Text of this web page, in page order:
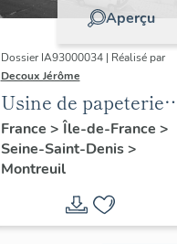
Aperçu
Dossier IA93000034 | Réalisé par
Decoux Jérôme
Usine de papeterie
Kalamazoo, puis
usine de confection
Sergent Major
France > Île-de-France >
Seine-Saint-Denis>
Montreuil